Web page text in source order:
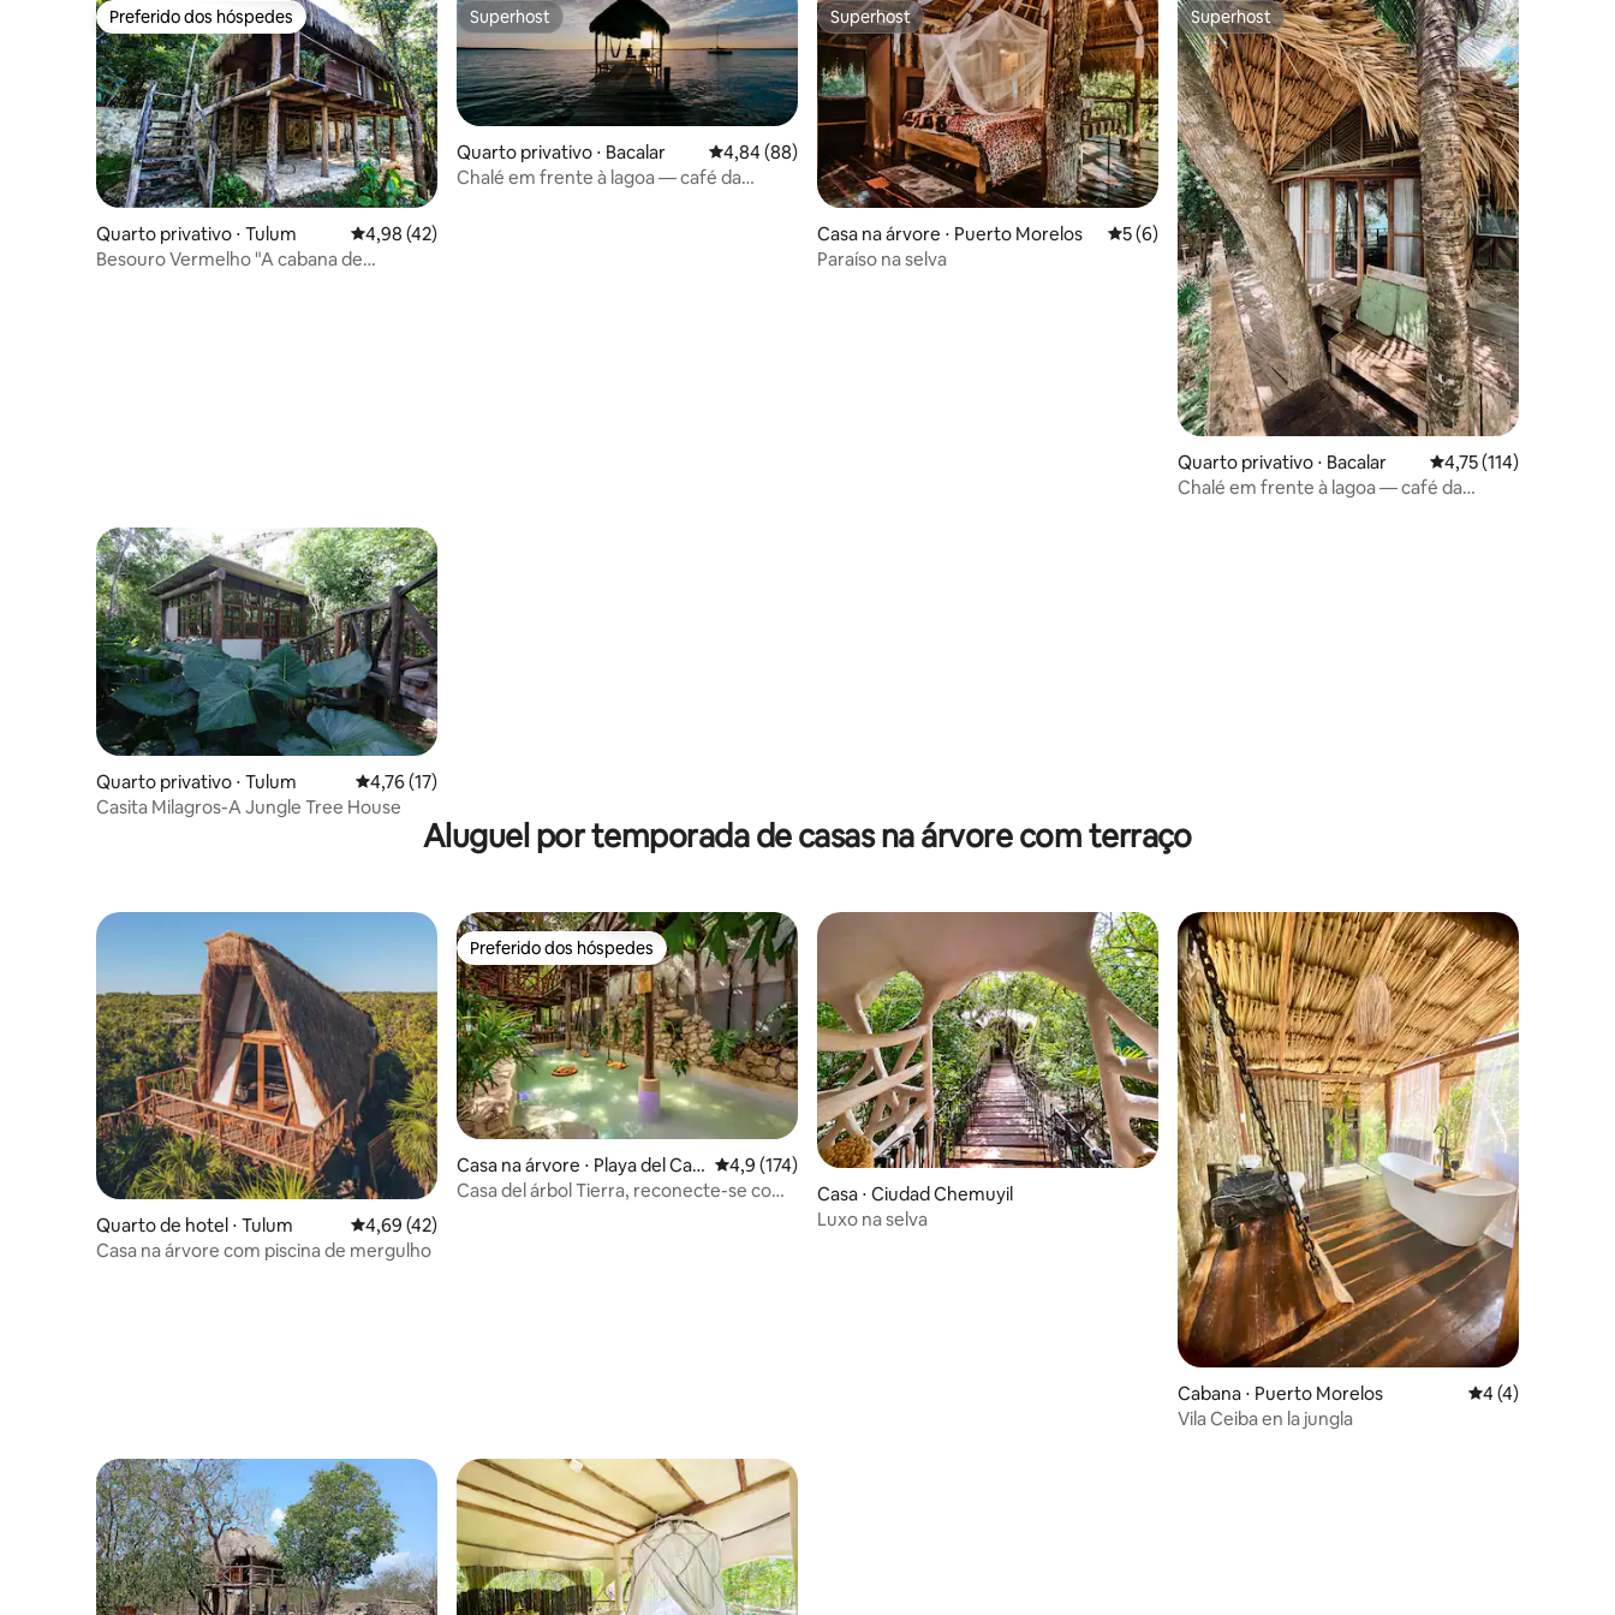
Preferido dos hóspedes
Preferido dos hóspedes
Quarto privativo ⋅ Tulum 4,98 de uma avaliação média de 5, 42 avaliações
4,98 (42)
Besouro Vermelho "A cabana de
Superhost
Superhost
Quarto privativo ⋅ Bacalar 4,84 de uma avaliação média de 5, 88 avaliações
4,84 (88)
Chalé em frente à lagoa — café da
Superhost
Superhost
Casa na árvore ⋅ Puerto Morelos 5 de uma avaliação média de 5, 6 avaliações
5 (6)
Paraíso na selva
Superhost
Superhost
Quarto privativo ⋅ Bacalar 4,75 de uma avaliação
4,75 (114)
Chalé em frente à lagoa — café da
Quarto privativo ⋅ Tulum 4,76 de uma avaliação média de 5, 17 avaliações
4,76 (17)
Casita Milagros-A Jungle Tree House
Aluguel por temporada de casas na árvore com terraço
Quarto de hotel ⋅ Tulum 4,69 de uma avaliação média de 5, 42 avaliações
4,69 (42)
Casa na árvore com piscina de mergulho
Preferido dos hóspedes
Preferido dos hóspedes
Casa na árvore ⋅ Playa del Car
men
4,9 de uma avaliação média de 5, 174 avaliações
4,9 (174)
Casa del árbol Tierra, reconecte-se com
Casa ⋅ Ciudad Chemuyil
Luxo na selva
Cabana ⋅ Puerto Morelos 4 de uma
4 (4)
Vila Ceiba en la jungla